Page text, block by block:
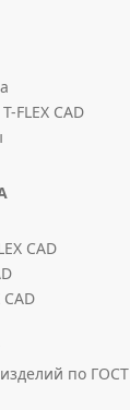
FLEX CAD
CAD
по ГОСТ